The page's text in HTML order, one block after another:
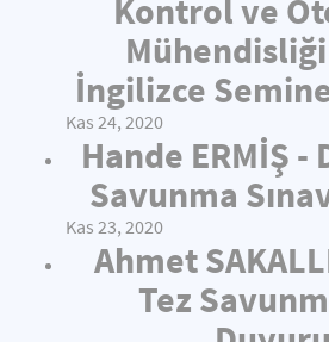
Kontrol ve
İngilizce
Kas 24, 2020
Hande ERMİŞ -
Savunma
Kas 23, 2020
Ahmet
Tez